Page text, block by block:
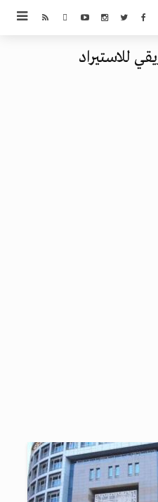
للاستيراد